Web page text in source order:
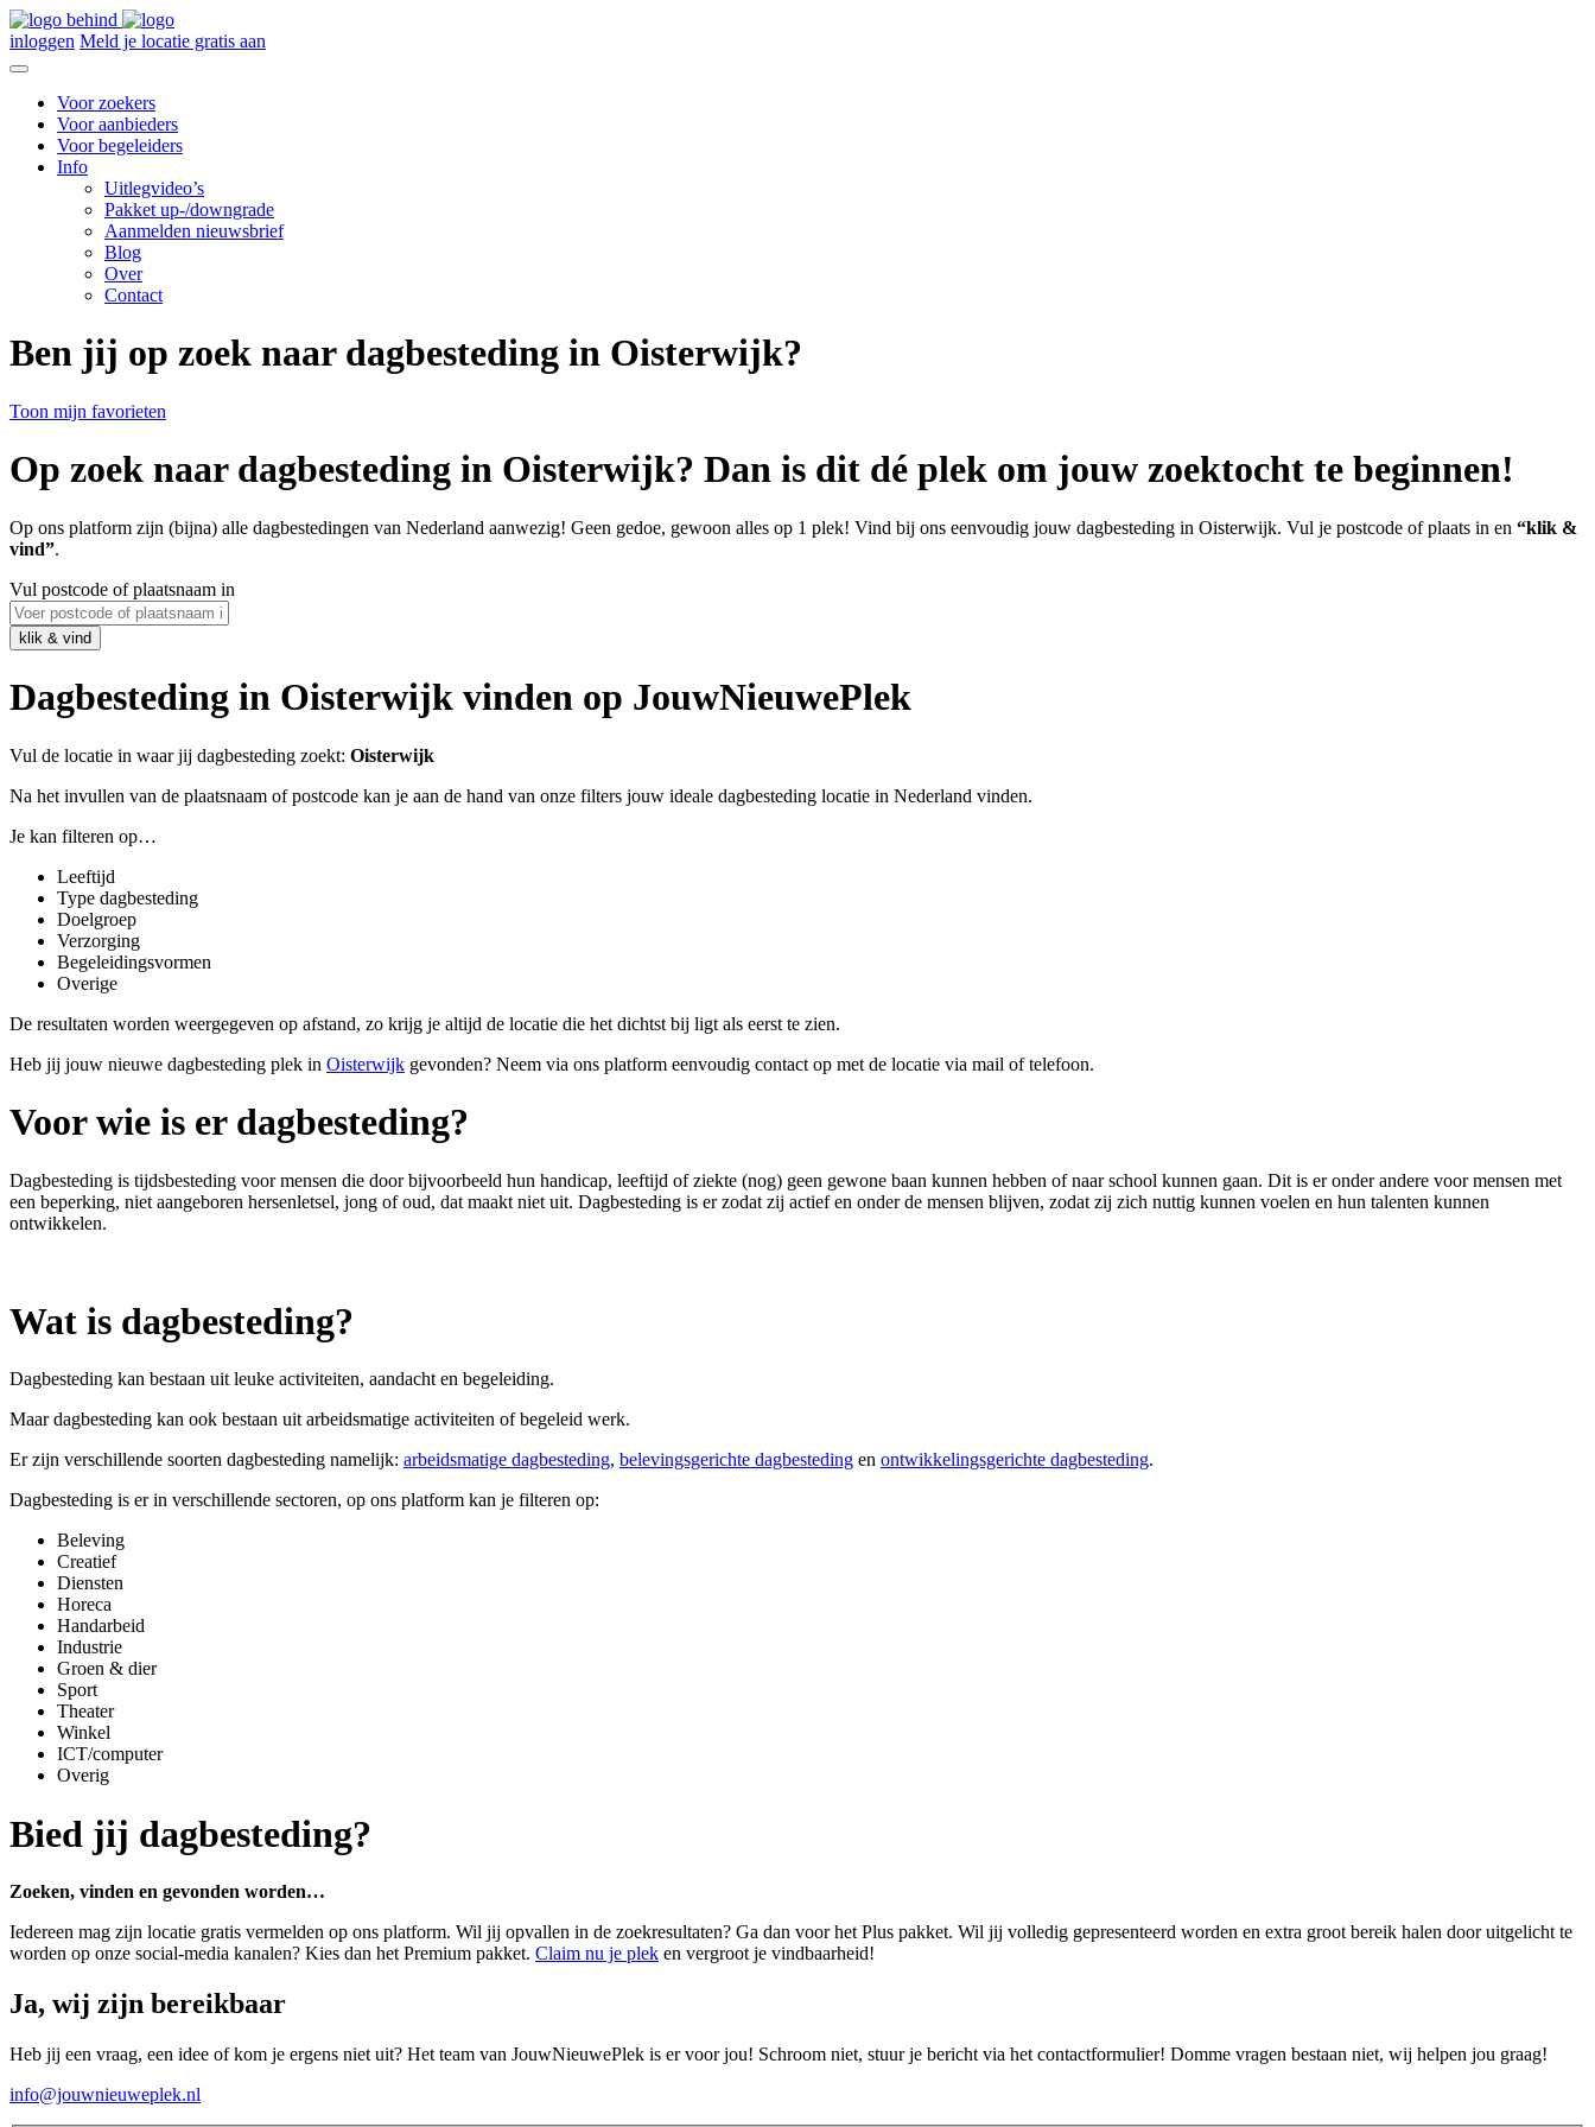
inloggen Meld je locatie gratis aan
Voor zoekers
Voor aanbieders
Voor begeleiders
Info
Uitlegvideo’s
Pakket up-/downgrade
Aanmelden nieuwsbrief
Blog
Over
Contact
Ben jij op zoek naar dagbesteding in Oisterwijk?
Toon mijn favorieten
Op zoek naar dagbesteding in Oisterwijk? Dan is dit dé plek om jouw zoektocht te beginnen!
Op ons platform zijn (bijna) alle dagbestedingen van Nederland aanwezig! Geen gedoe, gewoon alles op 1 plek! Vind bij ons eenvoudig jouw dagbesteding in Oisterwijk. Vul je postcode of plaats in en “klik &
vind”.
Vul postcode of plaatsnaam in
Dagbesteding in Oisterwijk vinden op JouwNieuwePlek
Vul de locatie in waar jij dagbesteding zoekt: Oisterwijk
Na het invullen van de plaatsnaam of postcode kan je aan de hand van onze filters jouw ideale dagbesteding locatie in Nederland vinden.
Je kan filteren op…
Leeftijd
Type dagbesteding
Doelgroep
Verzorging
Begeleidingsvormen
Overige
De resultaten worden weergegeven op afstand, zo krijg je altijd de locatie die het dichtst bij ligt als eerst te zien.
Heb jij jouw nieuwe dagbesteding plek in Oisterwijk gevonden? Neem via ons platform eenvoudig contact op met de locatie via mail of telefoon.
Voor wie is er dagbesteding?
Dagbesteding is tijdsbesteding voormensen die door bijvoorbeeld hun handicap, leeftijd of ziekte (nog) geen gewone baan kunnen hebben of naar school kunnen gaan. Dit is er onder andere voor mensen met
een beperking, niet aangeboren hersenletsel, jong of oud, dat maakt niet uit. Dagbesteding is er zodat zij actief en onder de mensen blijven, zodat zij zich nuttig kunnen voelen en hun talenten kunnen
ontwikkelen.
Wat is dagbesteding?
Dagbesteding kan bestaan uit leuke activiteiten, aandacht en begeleiding.
Maar dagbesteding kan ook bestaan uit arbeidsmatige activiteiten of begeleid werk.
Er zijn verschillende soorten dagbesteding namelijk: arbeidsmatige dagbesteding, belevingsgerichte dagbesteding en ontwikkelingsgerichte dagbesteding.
Dagbesteding is er in verschillende sectoren, op ons platform kan je filteren op:
Beleving
Creatief
Diensten
Horeca
Handarbeid
Industrie
Groen & dier
Sport
Theater
Winkel
ICT/computer
Overig
Bied jij dagbesteding?
Zoeken, vinden en gevonden worden…
Iedereen mag zijn locatie gratis vermelden op ons platform. Wil jij opvallen in de zoekresultaten? Ga dan voor het Plus pakket. Wil jij volledig gepresenteerd worden en extra groot bereik halen door uitgelicht te
worden op onze social-media kanalen? Kies dan het Premium pakket. Claim nu je plek en vergroot je vindbaarheid!
Ja, wij zijn bereikbaar
Heb jij een vraag, een idee of kom je ergens niet uit? Het team van JouwNieuwePlek is er voor jou! Schroom niet, stuur je bericht via het contactformulier! Domme vragen bestaan niet, wij helpen jou graag!
info@jouwnieuweplek.nl